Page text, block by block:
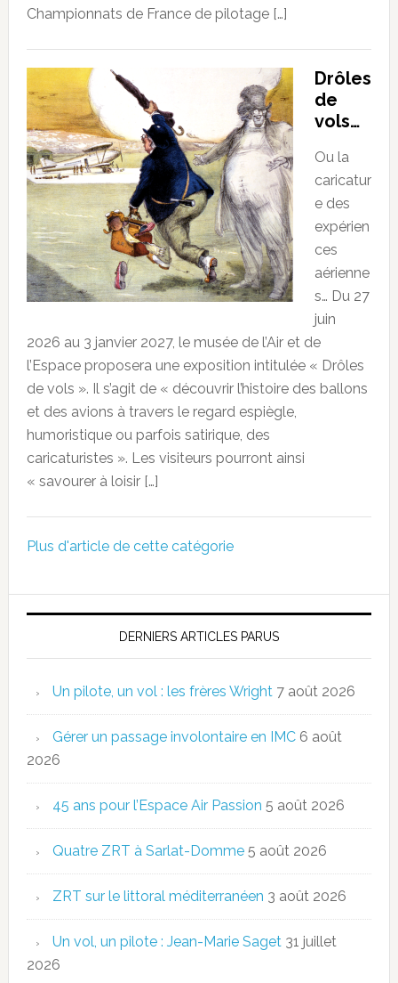
Championnats de France de pilotage […]
Drôles
de
vols…
Ou la
caricatur
e des
expérien
ces
aérienne
s… Du 27
juin
2026 au 3 janvier 2027, le musée de l’Air et de
l’Espace proposera une exposition intitulée « Drôles
de vols ». Il s’agit de « découvrir l’histoire des ballons
et des avions à travers le regard espiègle,
humoristique ou parfois satirique, des
caricaturistes ». Les visiteurs pourront ainsi
« savourer à loisir […]
Plus d'article de cette catégorie
DERNIERS ARTICLES PARUS
Un pilote, un vol : les frères Wright 7 août 2026
Gérer un passage involontaire en IMC 6 août
2026
45 ans pour l’Espace Air Passion 5 août 2026
Quatre ZRT à Sarlat-Domme 5 août 2026
ZRT sur le littoral méditerranéen 3 août 2026
Un vol, un pilote : Jean-Marie Saget 31 juillet
2026